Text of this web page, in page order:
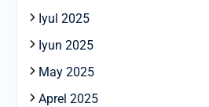
Iyul 2025
Iyun 2025
May 2025
Aprel 2025